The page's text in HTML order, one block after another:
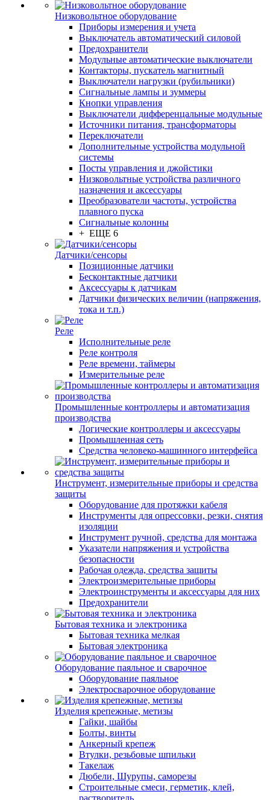
Низковольтное оборудование
Приборы измерения и учета
Выключатель автоматический силовой
Предохранители
Модульные автоматические выключатели
Контакторы, пускатель магнитный
Выключатели нагрузки (рубильники)
Сигнальные лампы и зуммеры
Кнопки управления
Выключатели дифференцальные модульные
Источники питания, трансформаторы
Переключатели
Дополнительные устройства модульной
системы
Посты управления и джойстики
Низковольтные устройства различного
назначения и аксессуары
Преобразователи частоты, устройства
плавного пуска
Сигнальные колонны
+ ЕЩЕ 6
Датчики/сенсоры
Позиционные датчики
Бесконтактные датчики
Аксессуары к датчикам
Датчики физических величин (напряжения,
тока и т.п.)
Реле
Исполнительные реле
Реле контроля
Реле времени, таймеры
Измерительные реле
Промышленные контроллеры и автоматизация
производства
Логические контроллеры и аксессуары
Промышленная сеть
Средства человеко-машинного интерфейса
Инструмент, измерительные приборы и средства
защиты
Оборудование для протяжки кабеля
Инструменты для опрессовки, резки, снятия
изоляции
Инструмент ручной, средства для монтажа
Указатели напряжения и устройства
безопасности
Рабочая одежда, средства защиты
Электроизмерительные приборы
Электроинструменты и аксессуары для них
Предохранители
Бытовая техника и электроника
Бытовая техника мелкая
Бытовая электроника
Оборудование паяльное и сварочное
Оборудование паяльное
Электросварочное оборудование
Изделия крепежные, метизы
Гайки, шайбы
Болты, винты
Анкерный крепеж
Втулки, резьбовые шпильки
Такелаж
Дюбели, Шурупы, саморезы
Строительные смеси, герметик, клей,
растворитель